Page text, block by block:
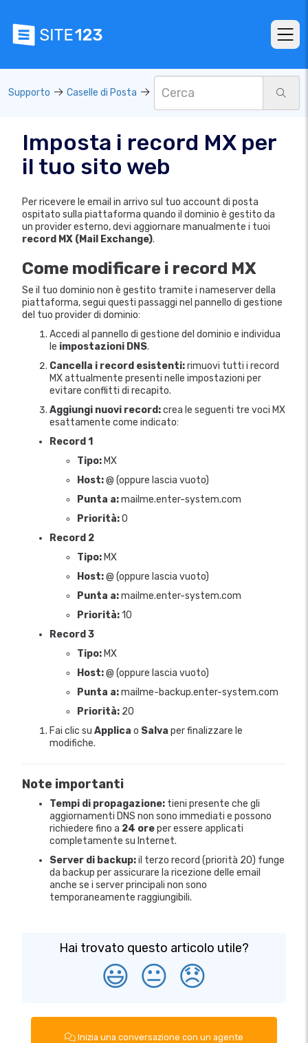
Supporto Caselle di Posta
Imposta i record MX per
il tuo sito web
Per ricevere le email in arrivo sul tuo account di posta
ospitato sulla piattaforma quando il dominio è gestito da
un provider esterno, devi aggiornare manualmente i tuoi
record MX (Mail Exchange).
Come modificare i record MX
Se il tuo dominio non è gestito tramite i nameserver della
piattaforma, segui questi passaggi nel pannello di gestione
del tuo provider di dominio:
Accedi al pannello di gestione del dominio e individua
le impostazioni DNS.
Cancella i record esistenti:rimuovi tutti i record
MX attualmente presenti nelle impostazioni per
evitare conflitti di recapito.
Aggiungi nuovi record:crea le seguenti tre voci MX
esattamente come indicato:
Record 1
Tipo: MX
Host:@ (oppure lascia vuoto)
Punta a:mailme.enter-system.com
Priorità:0
Record 2
Tipo: MX
Host:@ (oppure lascia vuoto)
Punta a:mailme.enter-system.com
Priorità:10
Record 3
Tipo: MX
Host:@ (oppure lascia vuoto)
Punta a:mailme-backup.enter-system.com
Priorità: 20
Fai clic su Applica o Salva per finalizzare le
modifiche.
Note importanti
Tempi di propagazione: tieni presente che gli
aggiornamenti DNS non sono immediati e possono
richiedere fino a 24 oreper essere applicati
completamente su Internet.
Server di backup:il terzo record (priorità 20) funge
da backup per assicurare la ricezione delle email
anche se i server principali non sono
temporaneamente raggiungibili.
Hai trovato questo articolo utile?
😃 😐 😞
Inizia una conversazione con un agente